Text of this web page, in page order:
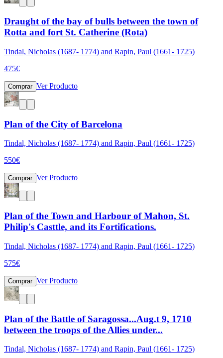
Draught of the bay of bulls between the town of
Rotta and fort St. Catherine (Rota)
Tindal, Nicholas (1687- 1774) and Rapin, Paul (1661- 1725)
475€
Comprar Ver Producto
Plan of the City of Barcelona
Tindal, Nicholas (1687- 1774) and Rapin, Paul (1661- 1725)
550€
Comprar Ver Producto
Plan of the Town and Harbour of Mahon, St.
Philip's Casttle, and its Fortifications.
Tindal, Nicholas (1687- 1774) and Rapin, Paul (1661- 1725)
575€
Comprar Ver Producto
Plan of the Battle of Saragossa...Aug.t 9, 1710
between the troops of the Allies under...
Tindal, Nicholas (1687- 1774) and Rapin, Paul (1661- 1725)